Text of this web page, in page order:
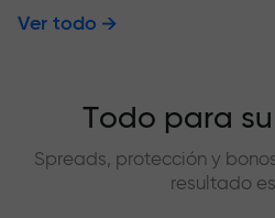
Ver todo
Todo para
Spreads, protección y
resultado